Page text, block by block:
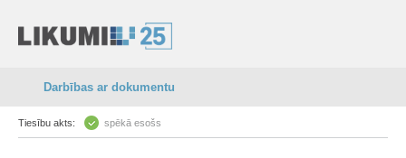
Darbības ar dokumentu
Tiesību akts: spēkā esošs